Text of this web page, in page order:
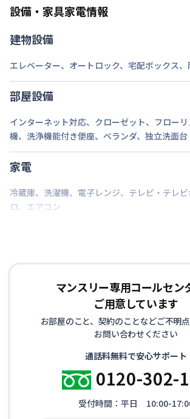
設備・家具家電情報
建物設備
エレベーター、 オートロック、 宅配ボックス、
部屋設備
インターネット対応、 クローゼット、 フロー
機、 洗浄機能付き便座、 ベランダ、 独立洗面台
家電
冷蔵庫、 洗濯機、 電子レンジ、 テレビ・テレ
ロ、 エアコン
マンスリー専用コールセン
ご用意しています
お部屋のこと、契約のことなどご不明
お問い合わせください
通話料無料で安心サポート
0120-302-
受付時間：平日 10:00-